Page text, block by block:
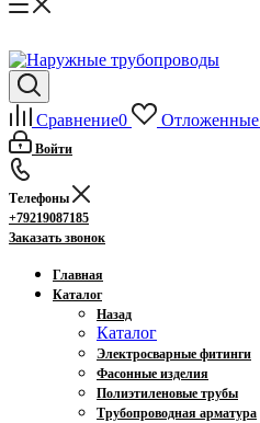
Сравнение0 Отложенные
Войти
Телефоны
+79219087185
Заказать звонок
Главная
Каталог
Назад
Каталог
Электросварные фитинги
Фасонные изделия
Полиэтиленовые трубы
Трубопроводная арматура